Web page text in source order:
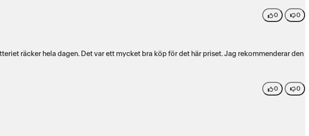
0 0
räcker hela dagen. Det var ett mycket bra köp för det här priset. Jag rekommenderar den
0 0